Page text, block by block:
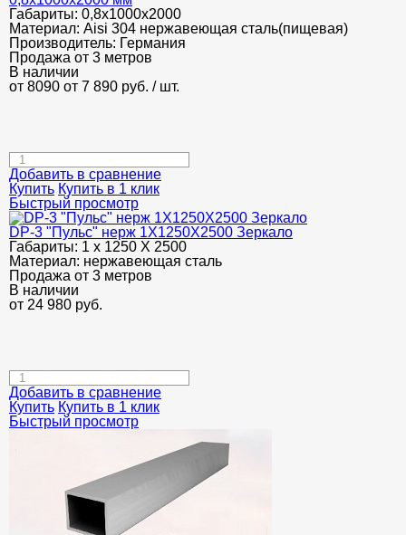
Габариты: 0,8х1000х2000
Материал: Aisi 304 нержавеющая сталь(пищевая)
Производитель: Германия
Продажа от 3 метров
В наличии
от 8090 от 7 890 руб. / шт.
Добавить в сравнение
Купить Купить в 1 клик
Быстрый просмотр
DP-3 "Пульс" нерж 1Х1250Х2500 Зеркало
Габариты: 1 х 1250 Х 2500
Материал: нержавеющая сталь
Продажа от 3 метров
В наличии
от 24 980 руб.
Добавить в сравнение
Купить Купить в 1 клик
Быстрый просмотр